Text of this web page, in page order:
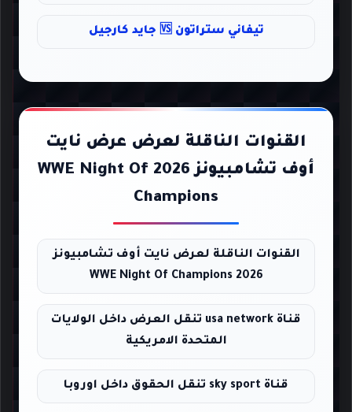
تيفاني ستراتون 🆚 جايد كارجيل
القنوات الناقلة لعرض عرض نايت
أوف تشامبيونز 2026 WWE Night Of
Champions
القنوات الناقلة لعرض نايت أوف تشامبيونز
2026 WWE Night Of Champions
قناة usa network تنقل العرض داخل الولايات
المتحدة الامريكية
قناة sky sport تنقل الحقوق داخل اوروبا